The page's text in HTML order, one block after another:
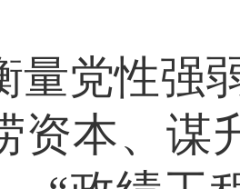
性强弱
资本、谋